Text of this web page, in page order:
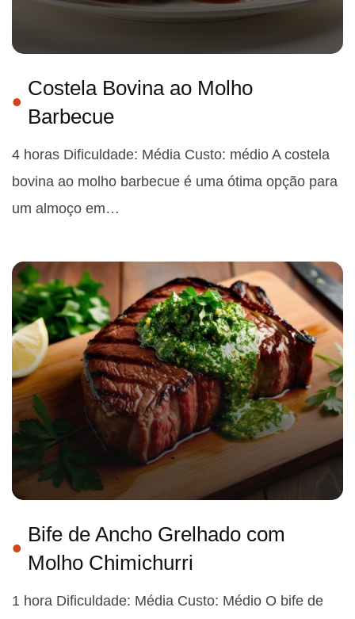
Costela Bovina ao Molho
Barbecue
4 horas Dificuldade: Média Custo: médio A costela
bovina ao molho barbecue é uma ótima opção para
um almoço em…
Bife de Ancho Grelhado com
Molho Chimichurri
1 hora Dificuldade: Média Custo: Médio O bife de